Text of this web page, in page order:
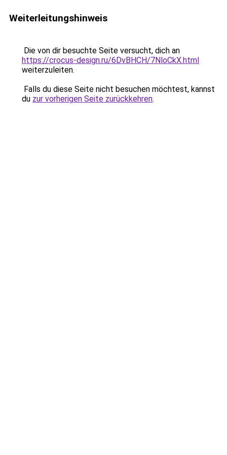
Weiterleitungshinweis
Die von dir besuchte Seite versucht, dich an
https://crocus-design.ru/6DvBHCH/7NloCkX.html
weiterzuleiten.
Falls du diese Seite nicht besuchen möchtest, kannst
du zur vorherigen Seite zurückkehren.